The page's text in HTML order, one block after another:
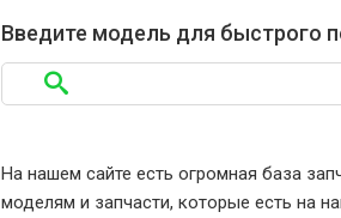
Введите модель для быстрого
На нашем сайте есть огромная база
моделям и запчасти, которые есть на